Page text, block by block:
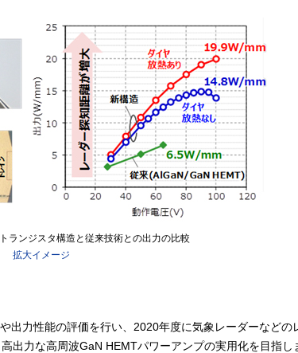
ランジスタ構造と従来技術との出力の比較
拡大イメージ
出力性能の評価を行い、2020年度に気象レーダーなどの
出力な高周波GaN HEMTパワーアンプの実用化を目指し